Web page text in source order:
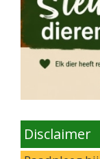
Disclaimer